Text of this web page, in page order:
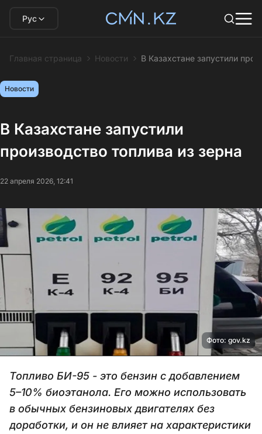
Рус
Главная страница Новости В Казахстане запустили
Новости
В Казахстане запустили
производство топлива из зерна
22 апреля 2026, 12:41
Фото: gov.kz
Топливо БИ-95 - это бензин с добавлением
5–10% биоэтанола. Его можно использовать
в обычных бензиновых двигателях без
доработки, и он не влияет на характеристики